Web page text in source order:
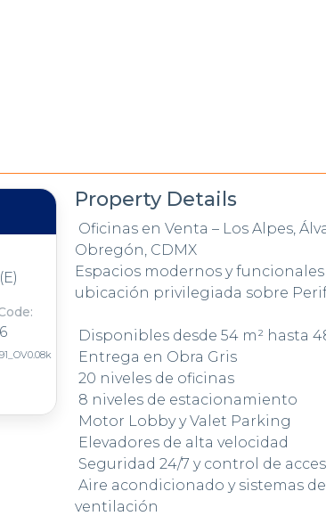
Property Details
Oficinas en Venta – Los Alpes,
Obregón, CDMX
Espacios modernos y funcionales
ubicación privilegiada sobre
Disponibles desde 54 m² hasta
Entrega en Obra Gris
20 niveles de oficinas
8 niveles de estacionamiento
Motor Lobby y Valet Parking
Elevadores de alta velocidad
Seguridad 24/7 y control de
Aire acondicionado y sistemas de
ventilación